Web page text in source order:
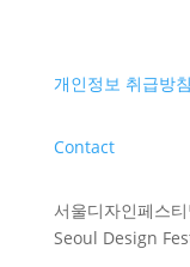
개인정보 취급방침
Contact
서울디자인페스
Seoul Design